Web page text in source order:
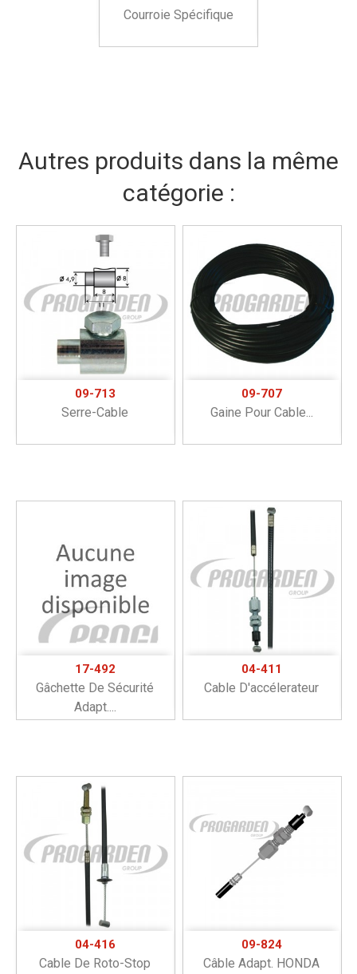
Courroie Spécifique
Autres produits dans la même
catégorie :
09-713
Serre-Cable
09-707
Gaine Pour Cable...
17-492
Gâchette De Sécurité
Adapt....
04-411
Cable D'accélerateur
04-416
Cable De Roto-Stop
09-824
Câble Adapt. HONDA